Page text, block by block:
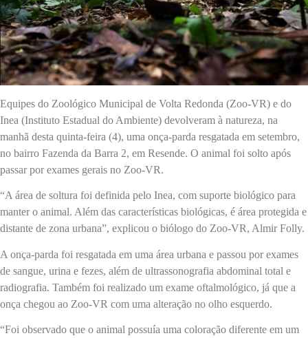
Equipes do Zoológico Municipal de Volta Redonda (Zoo-VR) e do
Inea (Instituto Estadual do Ambiente) devolveram à natureza, na
manhã desta quinta-feira (4), uma onça-parda resgatada em setembro,
no bairro Fazenda da Barra 2, em Resende. O animal foi solto após
passar por exames gerais no Zoo-VR.
“A área de soltura foi definida pelo Inea, com suporte biológico para
manter o animal. Além das características biológicas, é área protegida e
distante de zona urbana”, explicou o biólogo do Zoo-VR, Almir Folly.
A onça-parda foi resgatada em uma área urbana e passou por exames
de sangue, urina e fezes, além de ultrassonografia abdominal total e
radiografia. Também foi realizado um exame oftalmológico, já que a
onça chegou ao Zoo-VR com uma alteração no olho esquerdo.
“Foi observado que o animal possuía uma coloração diferente em um